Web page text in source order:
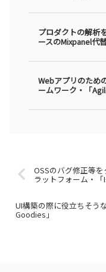
プロダクトの解析
ースのMixpanel代
Webアプリのため
ームワーク・「
OSSのバグ修正等
ラットフォーム・「
UI構築の際に役立ちそう
Goodies」